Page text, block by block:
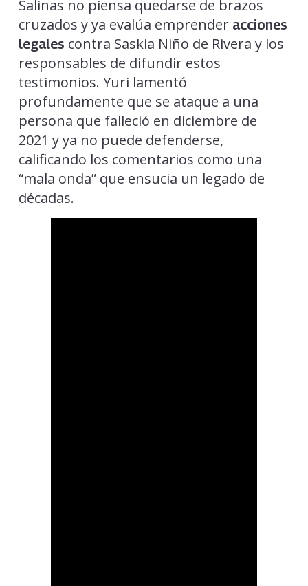
Salinas no piensa quedarse de brazos
cruzados y ya evalúa emprender acciones
legales contra Saskia Niño de Rivera y los
responsables de difundir estos
testimonios. Yuri lamentó
profundamente que se ataque a una
persona que falleció en diciembre de
2021 y ya no puede defenderse,
calificando los comentarios como una
“mala onda” que ensucia un legado de
décadas.